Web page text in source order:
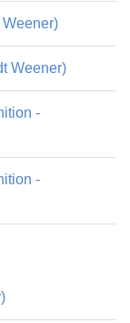
Weener)
-
-